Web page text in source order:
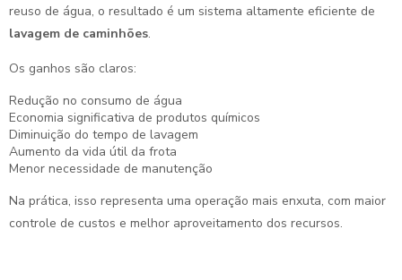
reuso de água, o resultado é um sistema altamente eficiente de
lavagem de caminhões.
Os ganhos são claros:
Redução no consumo de água
Economia significativa de produtos químicos
Diminuição do tempo de lavagem
Aumento da vida útil da frota
Menor necessidade de manutenção
Na prática, isso representa uma operação mais enxuta, com maior
controle de custos e melhor aproveitamento dos recursos.